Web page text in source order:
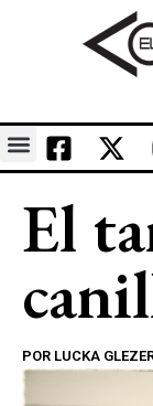
El
POR LUCKA